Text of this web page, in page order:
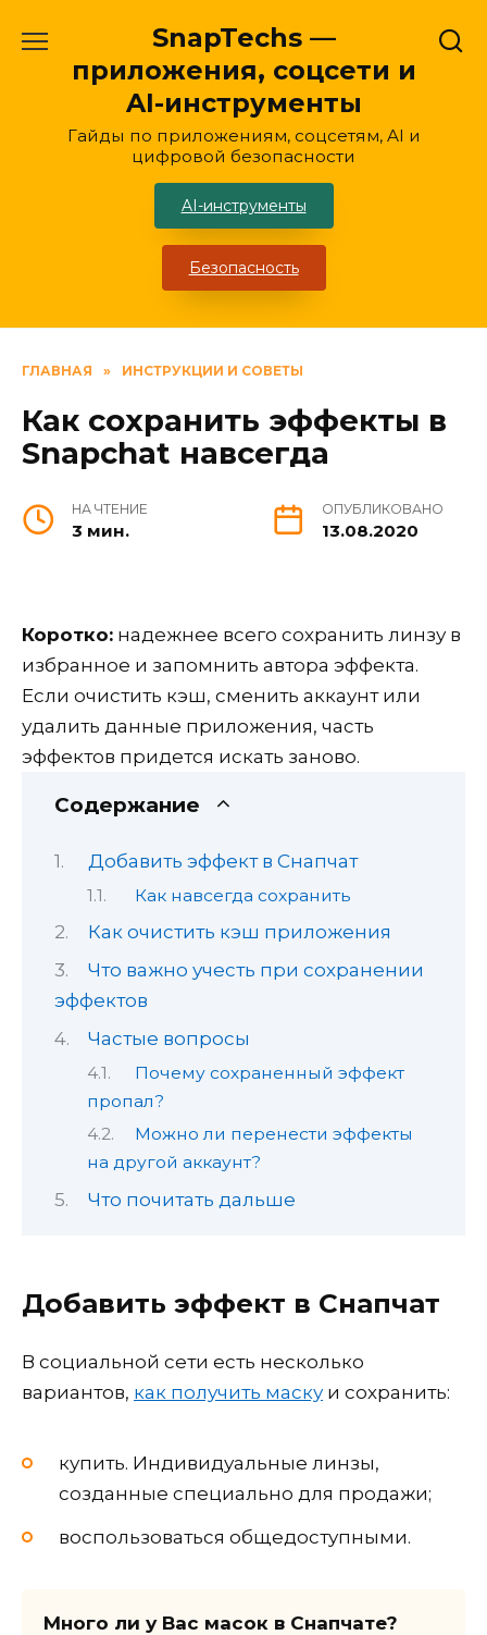
содержанию
SnapTechs —
приложения, соцсети и
AI-инструменты
Гайды по приложениям, соцсетям, AI и
цифровой безопасности
AI-инструменты
Безопасность
ГЛАВНАЯ » ИНСТРУКЦИИ И СОВЕТЫ
Как сохранить эффекты в
Snapchat навсегда
НА ЧТЕНИЕ
3 мин.
ОПУБЛИКОВАНО
13.08.2020
Коротко: надежнее всего сохранить линзу в
избранное и запомнить автора эффекта.
Если очистить кэш, сменить аккаунт или
удалить данные приложения, часть
эффектов придется искать заново.
Содержание
Добавить эффект в Снапчат
Как навсегда сохранить
Как очистить кэш приложения
Что важно учесть при сохранении
эффектов
Частые вопросы
Почему сохраненный эффект
пропал?
Можно ли перенести эффекты
на другой аккаунт?
Что почитать дальше
Добавить эффект в Снапчат
В социальной сети есть несколько
вариантов, как получить маскуи сохранить:
купить. Индивидуальные линзы,
созданные специально для продажи;
воспользоваться общедоступными.
Много ли у Вас масок в Снапчате?